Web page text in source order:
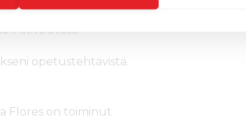
La Pazissa
instituutissa.
opetustehtävistä.
Flores on toiminut